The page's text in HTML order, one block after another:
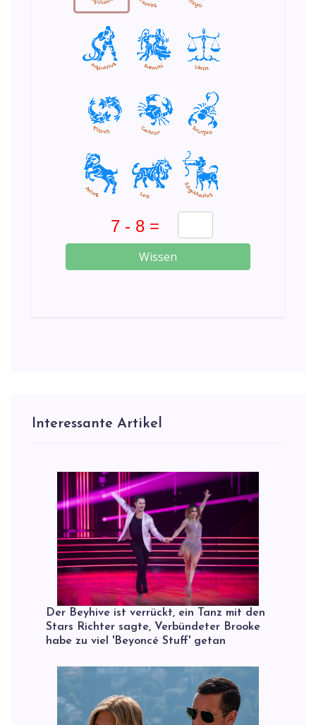
Wissen
Interessante Artikel
Der Beyhive ist verrückt, ein Tanz mit den
Stars Richter sagte, Verbündeter Brooke
habe zu viel 'Beyoncé Stuff' getan